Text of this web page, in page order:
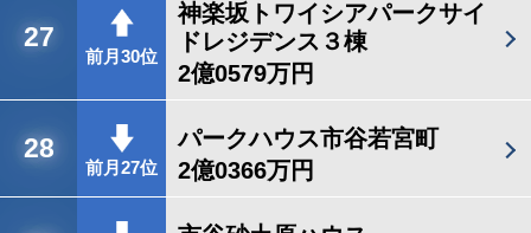
27
前月30位
神楽坂トワイシアパークサイ
ドレジデンス３棟
2億0579万円
28
前月27位
パークハウス市谷若宮町
2億0366万円